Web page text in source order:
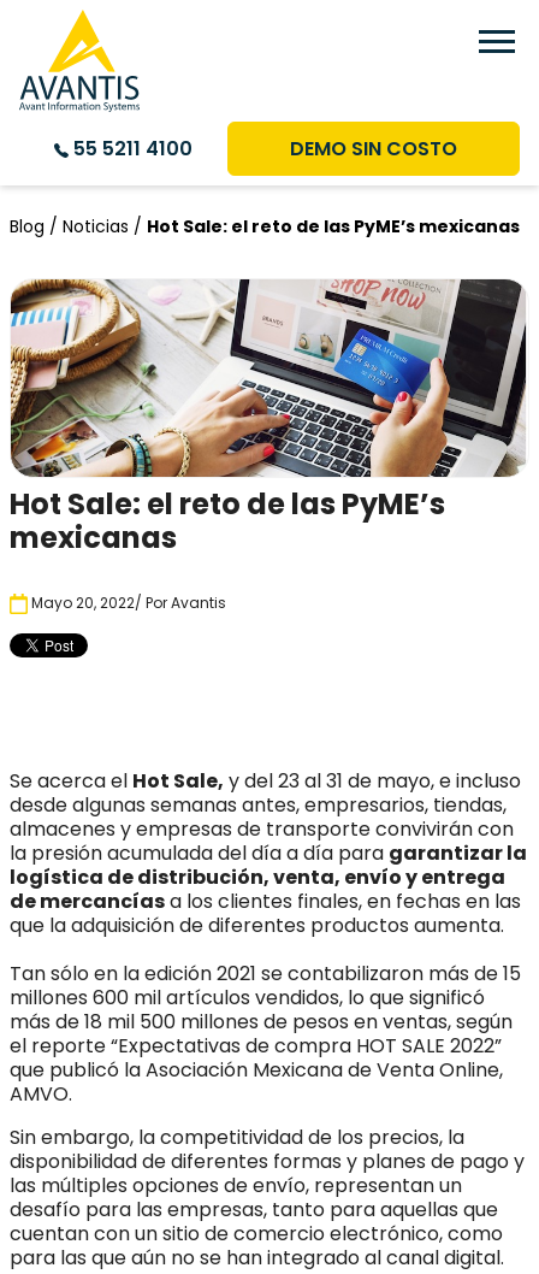
55 5211 4100 DEMO SIN COSTO
Blog / Noticias / Hot Sale: el reto de las PyME’s mexicanas
Hot Sale: el reto de las PyME’s
mexicanas
Mayo 20, 2022/ PorAvantis
Se acerca el Hot Sale, y del 23 al 31 de mayo, e incluso
desde algunas semanas antes, empresarios, tiendas,
almacenes y empresas de transporte convivirán con
la presión acumulada del día a día para garantizar la
logística de distribución, venta, envío y entrega
de mercancíasa los clientes finales, en fechas en las
que la adquisición de diferentes productos aumenta.
Tan sólo en la edición 2021 se contabilizaron más de 15
millones 600 mil artículos vendidos, lo que significó
más de 18 mil 500 millones de pesos en ventas, según
el reporte “Expectativas de compra HOT SALE 2022”
que publicó la Asociación Mexicana de Venta Online,
AMVO.
Sin embargo, la competitividad de los precios, la
disponibilidad de diferentes formas y planes de pago y
las múltiples opciones de envío, representan un
desafío para las empresas, tanto para aquellas que
cuentan con un sitio de comercio electrónico, como
para las que aún no se han integrado al canal digital.